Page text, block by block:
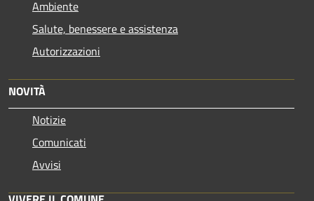
Ambiente
Salute, benessere e assistenza
Autorizzazioni
NOVITÀ
Notizie
Comunicati
Avvisi